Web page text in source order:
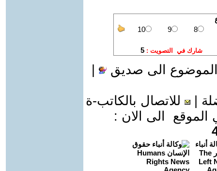
الى صديق
للاتصال بالكاتب-ة
الى الان :